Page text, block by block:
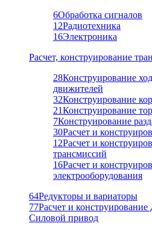
6Обработка сигналов
12Радиотехника
16Электроника
Расчет, конструирование
28Конструирование
движителей
32Конструирование
21Конструирование
7Конструирование
30Расчет и
12Расчет и
трансмиссий
16Расчет и
электрооборудования
64Редукторы и вариаторы
77Расчет и
Силовой привод